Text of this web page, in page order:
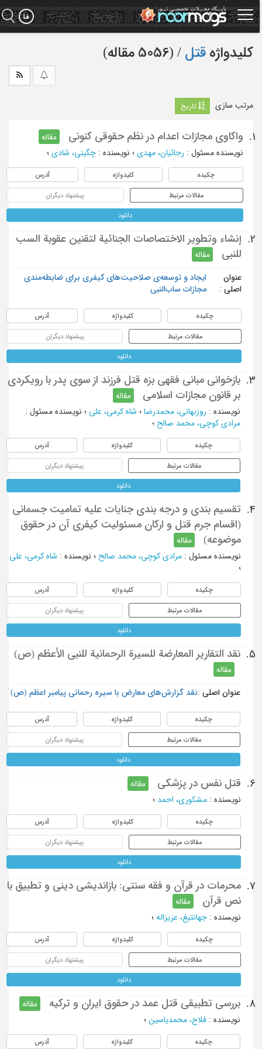
کلیدواژه قتل ‏/ (5056 مقاله)
مرتب سازی تاریخ
1. واکاوی مجازات اعدام در نظم حقوقی کنونی
مقاله
نویسنده مسئول : رجائیان، مهدی؛ نویسنده: چگینی، شادی؛
چکیده کلیدواژه آدرس
مقالات مرتبط پیشنهاد دیگران
دانلود
2.
إنشاء وتطوير الاختصاصات الجنائية لتقنين عقوبة السب
للنبي
مقاله
عنوان
اصلی :
ایجاد و توسعه‌‌ی صلاحیت‌‌های کیفری برای ضابطه‌‌مندی
مجازات ساب‌‌النبی
چکیده کلیدواژه آدرس
مقالات مرتبط پیشنهاد دیگران
دانلود
3.
بازخوانی مبانی فقهی بزه قتل فرزند از سوی پدر با رویکردی
بر قانون مجازات اسلامی
مقاله
نویسنده: روزبهانی، محمدرضا؛ شاه کرمی، علی ؛ نویسنده مسئول :
مرادی کوچی، محمد صالح؛
چکیده کلیدواژه آدرس
مقالات مرتبط پیشنهاد دیگران
دانلود
4.
تقسیم بندی و درجه بندی جنایات علیه تمامیت جسمانی
(اقسام جرم قتل و ارکان مسئولیت کیفری آن در حقوق
موضوعه)
مقاله
نویسنده مسئول : مرادی کوچی، محمد صالح؛ نویسنده: شاه کرمی، علی
چکیده کلیدواژه آدرس
مقالات مرتبط پیشنهاد دیگران
دانلود
5. نقد التقارير المعارضة للسيرة الرحمانية للنبي الأعظم (ص)
مقاله
عنوان اصلی : نقد گزارش‌های معارض با سیره رحمانی پیامبر اعظم (ص)
چکیده کلیدواژه آدرس
مقالات مرتبط پیشنهاد دیگران
دانلود
6. قتل نفس در پزشکی
مقاله
نویسنده: مشکوری، احمد؛
چکیده کلیدواژه آدرس
مقالات مرتبط پیشنهاد دیگران
دانلود
7.
محرمات در قرآن و فقه سنتی: بازاندیشی دینی و تطبیق با
نص قرآن
مقاله
نویسنده: جهانتیغ، عزیزاله؛
چکیده کلیدواژه آدرس
مقالات مرتبط پیشنهاد دیگران
دانلود
8. بررسی تطبیقی قتل عمد در حقوق ایران و ترکیه
مقاله
نویسنده: فلاح، محمدیاسین؛
چکیده کلیدواژه آدرس